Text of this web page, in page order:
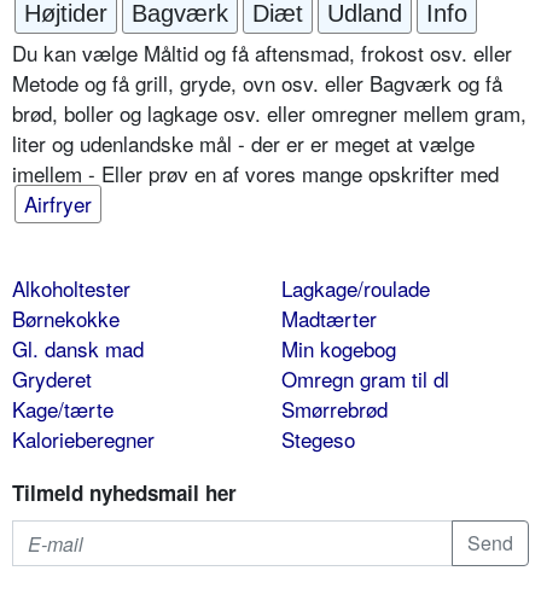
Højtider Bagværk Diæt Udland Info
Du kan vælge Måltid og få aftensmad, frokost osv. eller
Metode og få grill, gryde, ovn osv. eller Bagværk og få
brød, boller og lagkage osv. eller omregner mellem gram,
liter og udenlandske mål - der er er meget at vælge
imellem - Eller prøv en af vores mange opskrifter med
Airfryer
Alkoholtester
Børnekokke
Gl. dansk mad
Gryderet
Kage/tærte
Kalorieberegner
Lagkage/roulade
Madtærter
Min kogebog
Omregn gram til dl
Smørrebrød
Stegeso
Tilmeld nyhedsmail her